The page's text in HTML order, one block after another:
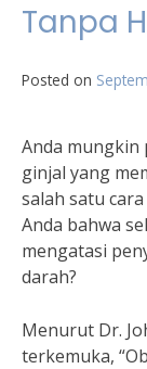
Tanpa
Posted on
Anda
ginjal yang
salah satu
Anda bahwa
mengatasi
darah?
Menurut Dr.
terkemuka,